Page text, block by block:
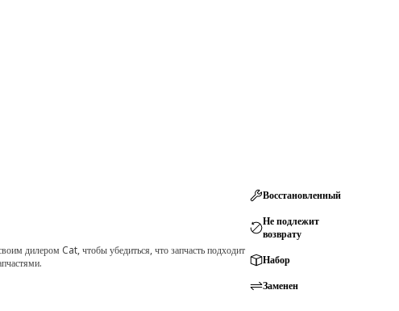
дилером Cat, чтобы убедиться, что запчасть подходит
Восстановленный
Не подлежит
возврату
Набор
Заменен